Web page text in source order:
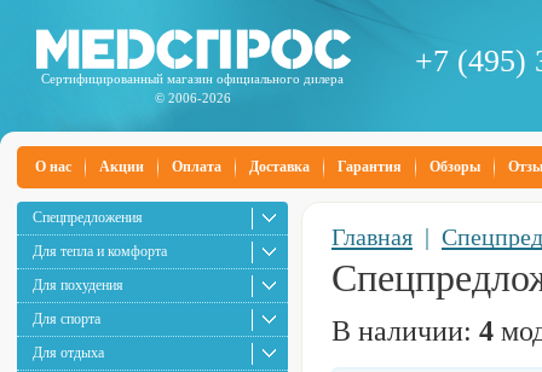
Сертифицированный магазин официального дилера
© 2006-2026
+7 (495)
О нас Акции Оплата Доставка Гарантия Обзоры
Спецпредложения
Для тепла и комфорта
Для похудения
Для спорта
Для отдыха
Главная |
В наличии: 4